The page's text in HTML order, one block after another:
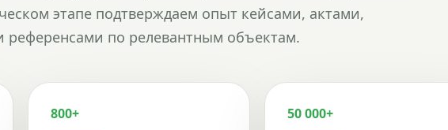
этапе подтверждаем опыт кейсами, актами,
по релевантным объектам.
800+ 50 000+